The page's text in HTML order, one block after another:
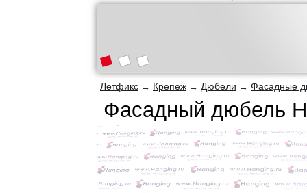
Летфикс → Крепеж → Дюбели → Фасадные
Фасадный дюбель